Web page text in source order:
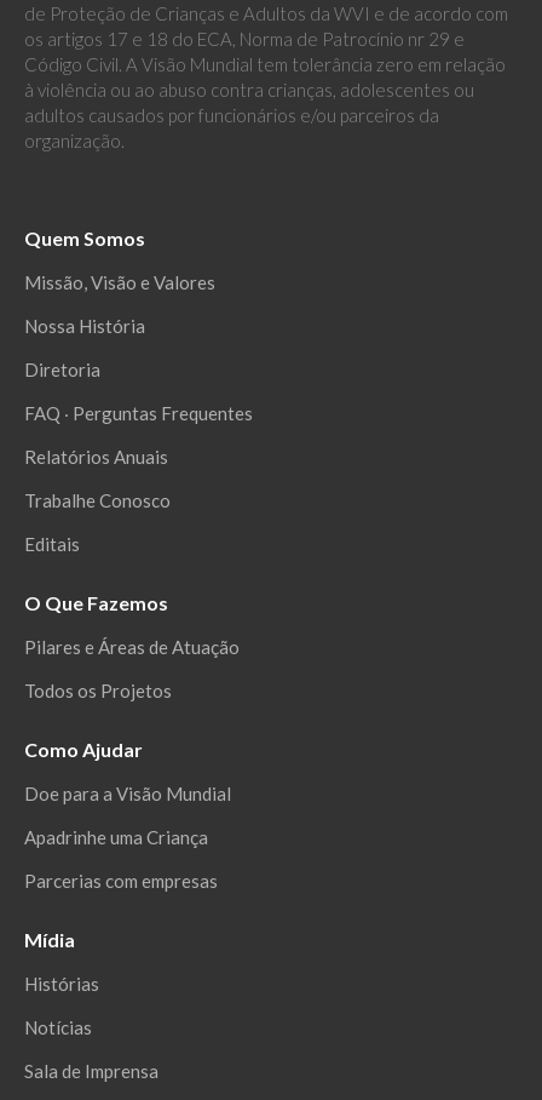
de Proteção de Crianças e Adultos da WVI e de acordo com
os artigos 17 e 18 do ECA, Norma de Patrocínio nr 29 e
Código Civil. A Visão Mundial tem tolerância zero em relação
à violência ou ao abuso contra crianças, adolescentes ou
adultos causados por funcionários e/ou parceiros da
organização.
Quem Somos
Missão, Visão e Valores
Nossa História
Diretoria
FAQ ‧ Perguntas Frequentes
Relatórios Anuais
Trabalhe Conosco
Editais
O Que Fazemos
Pilares e Áreas de Atuação
Todos os Projetos
Como Ajudar
Doe para a Visão Mundial
Apadrinhe uma Criança
Parcerias com empresas
Mídia
Histórias
Notícias
Sala de Imprensa